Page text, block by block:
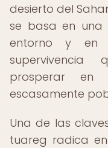
desierto del
se basa en una
entorno y en
prosperar en
escasamente
Una de las
tuareg radica